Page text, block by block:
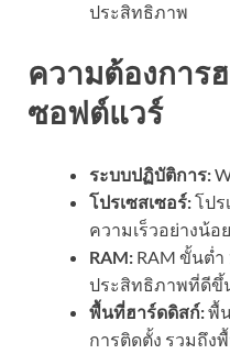
ประสิทธิภาพ
ความต้องการ
ซอฟต์แวร์
ระบบปฏิบัติการ:
โปรเซสเซอร์:โปร
ความเร็วอย่างน้อ
RAM: RAM ขั้นต่ำ
ประสิทธิภาพที่ดีขึ้
พื้นที่ฮาร์ดดิสก์:พื้
การติดตั้ง รวมถึง